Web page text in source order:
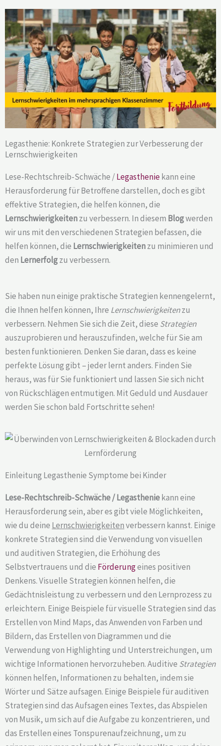
Legasthenie: Konkrete Strategien zur Verbesserung der
Lernschwierigkeiten
Lese-Rechtschreib-Schwäche /Legastheniekann eine
Herausforderung für Betroffene darstellen, doch es gibt
effektive Strategien, die helfen können, die
Lernschwierigkeitenzu verbessern. In diesem Blogwerden
wir uns mit den verschiedenen Strategien befassen, die
helfen können, die Lernschwierigkeitenzu minimieren und
den Lernerfolgzu verbessern.
Sie haben nun einige praktische Strategien kennengelernt,
die Ihnen helfen können, Ihre Lernschwierigkeitenzu
verbessern. Nehmen Sie sich die Zeit, diese Strategien
auszuprobieren und herauszufinden, welche für Sie am
besten funktionieren. Denken Sie daran, dass es keine
perfekte Lösung gibt – jeder lernt anders. Finden Sie
heraus, was für Sie funktioniert und lassen Sie sich nicht
von Rückschlägen entmutigen. Mit Geduld und Ausdauer
werden Sie schon bald Fortschritte sehen!
Einleitung Legasthenie Symptome bei Kinder
Lese-Rechtschreib-Schwäche / Legastheniekann eine
Herausforderung sein, aber es gibt viele Möglichkeiten,
wie du deine Lernschwierigkeitenverbessern kannst. Einige
konkrete Strategien sind die Verwendung von visuellen
und auditiven Strategien, die Erhöhung des
Selbstvertrauens und die Förderungeines positiven
Denkens. Visuelle Strategien können helfen, die
Gedächtnisleistung zu verbessern und den Lernprozess zu
erleichtern. Einige Beispiele für visuelle Strategien sind das
Erstellen von Mind Maps, das Anwenden von Farben und
Bildern, das Erstellen von Diagrammen und die
Verwendung von Highlighting und Unterstreichungen, um
wichtige Informationen hervorzuheben. Auditive Strategien
können helfen, Informationen zu behalten, indem sie
Wörter und Sätze aufsagen. Einige Beispiele für auditiven
Strategien sind das Aufsagen eines Textes, das Abspielen
von Musik, um sich auf die Aufgabe zu konzentrieren, und
das Erstellen eines Tonspurenaufzeichnung, um zu